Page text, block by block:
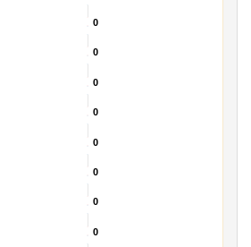
0
0
0
0
0
0
0
0
0
0
0
0
0
0
0
0